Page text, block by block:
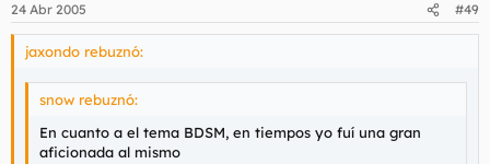
24 Abr 2005 #49
jaxondo rebuznó:
snow rebuznó:
En cuanto a el tema BDSM, en tiempos yo fuí una gran
aficionada al mismo